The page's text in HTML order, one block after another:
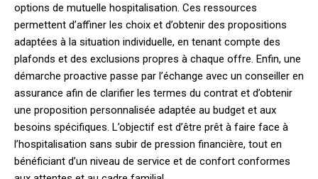
options de mutuelle hospitalisation. Ces ressources
permettent d’affiner les choix et d’obtenir des propositions
adaptées à la situation individuelle, en tenant compte des
plafonds et des exclusions propres à chaque offre. Enfin, une
démarche proactive passe par l’échange avec un conseiller en
assurance afin de clarifier les termes du contrat et d’obtenir
une proposition personnalisée adaptée au budget et aux
besoins spécifiques. L’objectif est d’être prêt à faire face à
l’hospitalisation sans subir de pression financière, tout en
bénéficiant d’un niveau de service et de confort conformes